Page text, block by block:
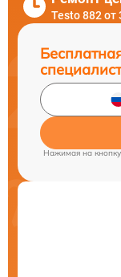
Testo 882 от
Нажимая на